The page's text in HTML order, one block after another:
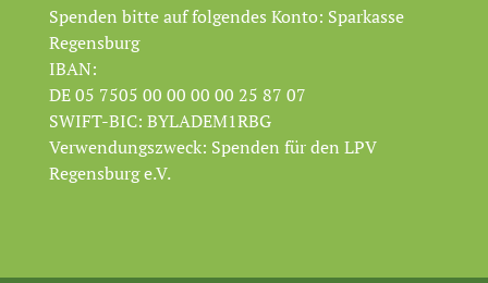
Spenden bitte auf folgendes Konto: Sparkasse
Regensburg
IBAN:
DE 05 7505 00 00 00 00 25 87 07
SWIFT-BIC: BYLADEM1RBG
Verwendungszweck: Spenden für den LPV
Regensburg e.V.